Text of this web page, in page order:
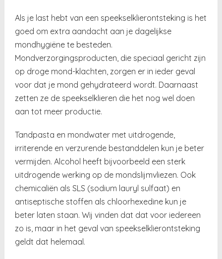
Als je last hebt van een speekselklierontsteking is het
goed om extra aandacht aan je dagelijkse
mondhygiëne te besteden.
Mondverzorgingsproducten, die speciaal gericht zijn
op droge mond-klachten, zorgen er in ieder geval
voor dat je mond gehydrateerd wordt. Daarnaast
zetten ze de speekselklieren die het nog wel doen
aan tot meer productie.
Tandpasta en mondwater met uitdrogende,
irriterende en verzurende bestanddelen kun je beter
vermijden. Alcohol heeft bijvoorbeeld een sterk
uitdrogende werking op de mondslijmvliezen. Ook
chemicaliën als SLS (sodium lauryl sulfaat) en
antiseptische stoffen als chloorhexedine kun je
beter laten staan. Wij vinden dat dat voor iedereen
zo is, maar in het geval van speekselklierontsteking
geldt dat helemaal.